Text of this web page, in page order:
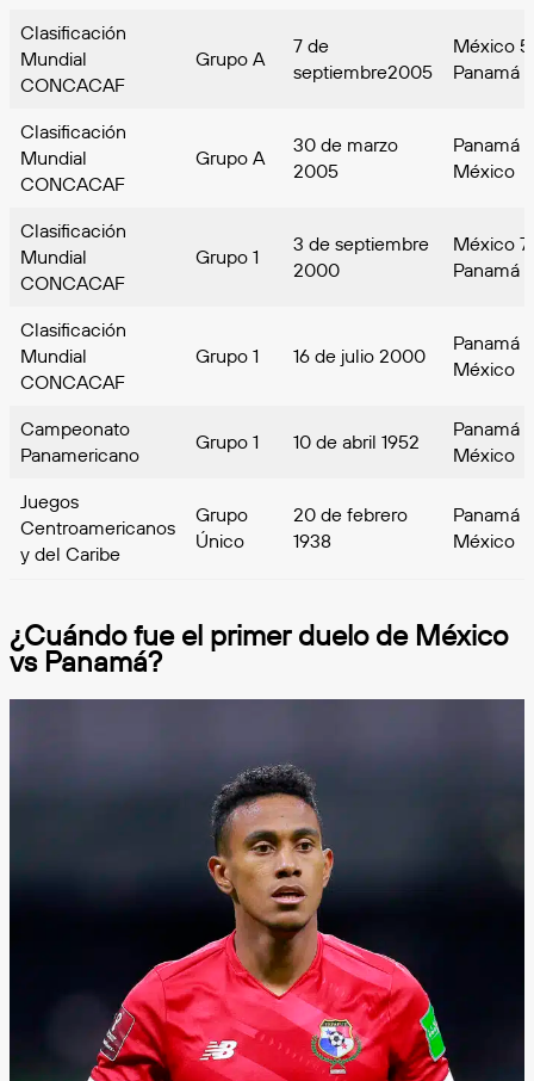
Clasificación
Mundial
CONCACAF
Grupo A
7 de
septiembre2005
México
Panamá
Clasificación
Mundial
CONCACAF
Grupo A
30 de marzo
2005
Panamá
México
Clasificación
Mundial
CONCACAF
Grupo 1
3 de septiembre
2000
México
Panamá
Clasificación
Mundial
CONCACAF
Grupo 1 16 de julio 2000
Panamá
México
Campeonato
Panamericano
Grupo 1 10 de abril 1952
Panamá
México
Juegos
Centroamericanos
y del Caribe
Grupo
Único
20 de febrero
1938
Panamá
México
¿Cuándo fue el primer duelo de México
vs Panamá?